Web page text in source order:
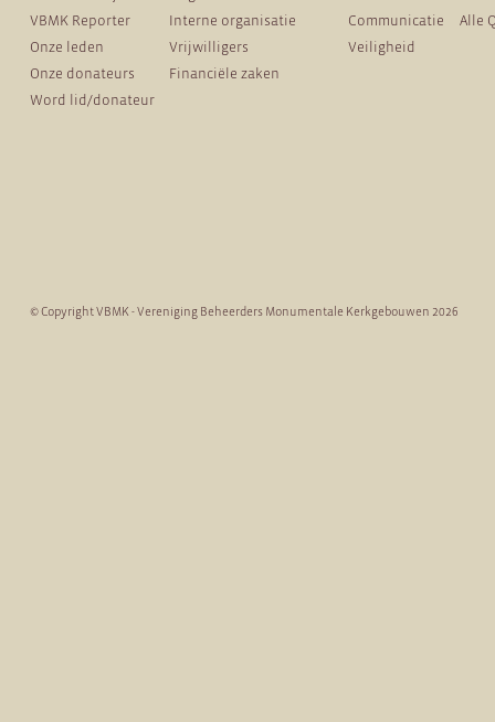
VBMK Reporter
Onze leden
Onze donateurs
Word lid/donateur
Interne organisatie
Vrijwilligers
Financiële zaken
Communicatie
Veiligheid
Alle
© Copyright VBMK - Vereniging Beheerders Monumentale Kerkgebouwen 2026